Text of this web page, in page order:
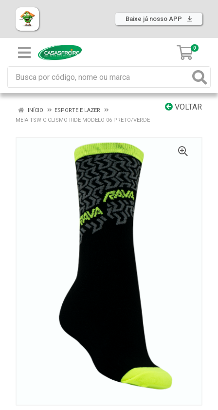
Baixe já nosso APP
0
VOLTAR
INÍCIO
ESPORTE E LAZER
MEIA TSW CICLISMO RIDE MODELO 06 PRETO/VERDE